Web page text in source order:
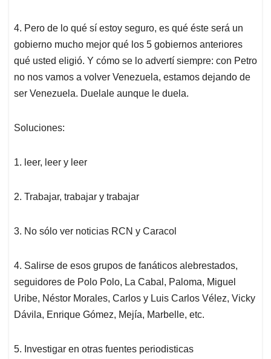
4. Pero de lo qué sí estoy seguro, es qué éste será un
gobierno mucho mejor qué los 5 gobiernos anteriores
qué usted eligió. Y cómo se lo advertí siempre: con Petro
no nos vamos a volver Venezuela, estamos dejando de
ser Venezuela. Duelale aunque le duela.
Soluciones:
1. leer, leer y leer
2. Trabajar, trabajar y trabajar
3. No sólo ver noticias RCN y Caracol
4. Salirse de esos grupos de fanáticos alebrestados,
seguidores de Polo Polo, La Cabal, Paloma, Miguel
Uribe, Néstor Morales, Carlos y Luis Carlos Vélez, Vicky
Dávila, Enrique Gómez, Mejía, Marbelle, etc.
5. Investigar en otras fuentes periodisticas